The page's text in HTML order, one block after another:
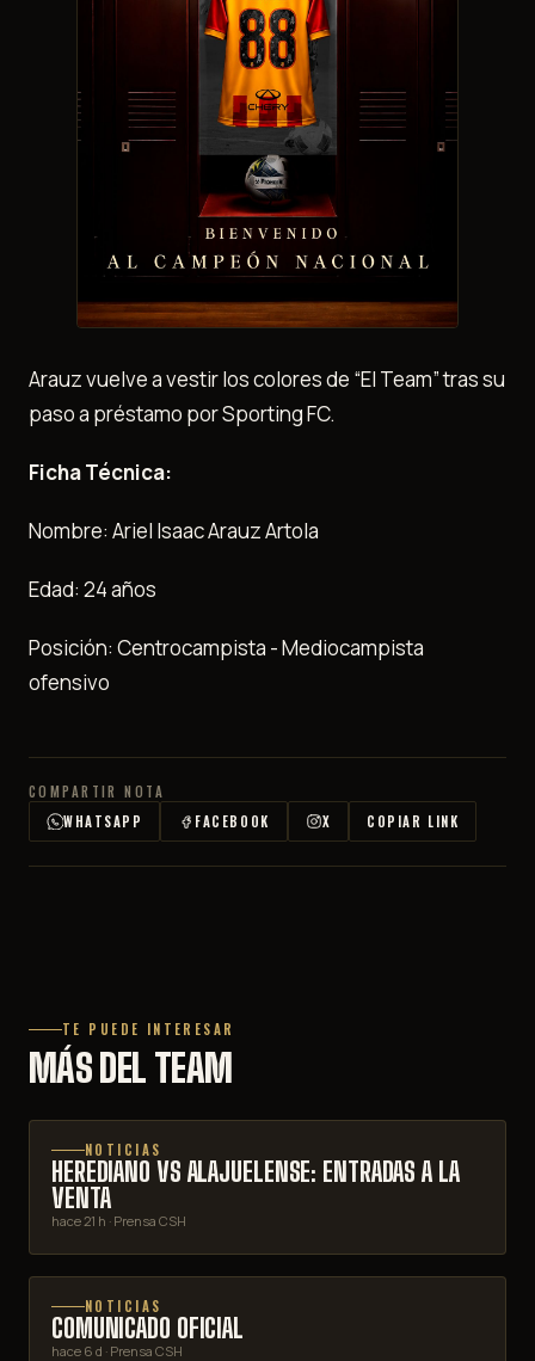
Arauz vuelve a vestir los colores de “El Team” tras su
paso a préstamo por Sporting FC.
Ficha Técnica:
Nombre: Ariel Isaac Arauz Artola
Edad: 24 años
Posición: Centrocampista - Mediocampista
ofensivo
COMPARTIR NOTA
WHATSAPP
FACEBOOK X COPIAR LINK
TE PUEDE INTERESAR
MÁS DEL TEAM
NOTICIAS
HEREDIANO VS ALAJUELENSE: ENTRADAS A LA
VENTA
hace 21 h · Prensa CSH
NOTICIAS
COMUNICADO OFICIAL
hace 6 d · Prensa CSH